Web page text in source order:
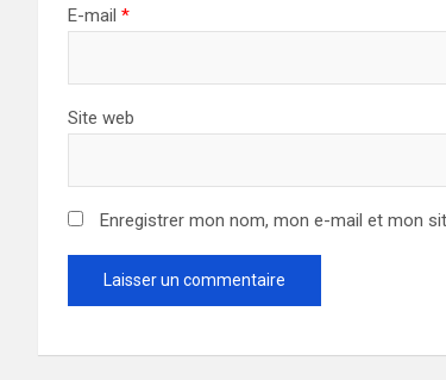
E-mail *
Site web
Enregistrer mon nom, mon e-mail et mon